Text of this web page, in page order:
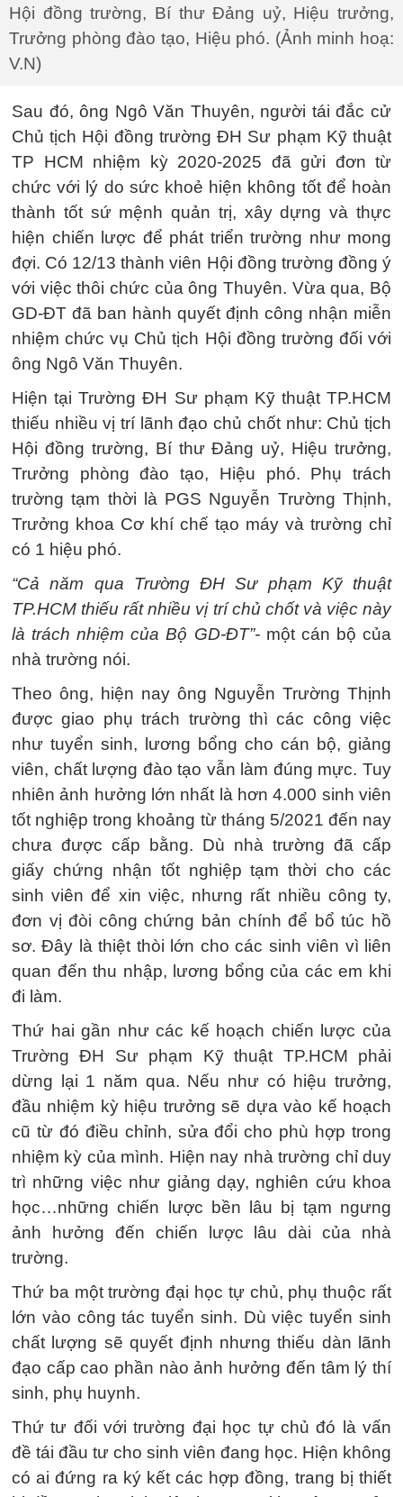
Hội đồng trường, Bí thư Đảng uỷ, Hiệu trưởng,
Trưởng phòng đào tạo, Hiệu phó. (Ảnh minh hoạ:
V.N)
Sau đó, ông Ngô Văn Thuyên, người tái đắc cử
Chủ tịch Hội đồng trường ĐH Sư phạm Kỹ thuật
TP HCM nhiệm kỳ 2020-2025 đã gửi đơn từ
chức với lý do sức khoẻ hiện không tốt để hoàn
thành tốt sứ mệnh quản trị, xây dựng và thực
hiện chiến lược để phát triển trường như mong
đợi. Có 12/13 thành viên Hội đồng trường đồng ý
với việc thôi chức của ông Thuyên. Vừa qua, Bộ
GD-ĐT đã ban hành quyết định công nhận miễn
nhiệm chức vụ Chủ tịch Hội đồng trường đối với
ông Ngô Văn Thuyên.
Hiện tại Trường ĐH Sư phạm Kỹ thuật TP.HCM
thiếu nhiều vị trí lãnh đạo chủ chốt như: Chủ tịch
Hội đồng trường, Bí thư Đảng uỷ, Hiệu trưởng,
Trưởng phòng đào tạo, Hiệu phó. Phụ trách
trường tạm thời là PGS Nguyễn Trường Thịnh,
Trưởng khoa Cơ khí chế tạo máy và trường chỉ
có 1 hiệu phó.
“Cả năm qua Trường ĐH Sư phạm Kỹ thuật
TP.HCM thiếu rất nhiều vị trí chủ chốt và việc này
là trách nhiệm của Bộ GD-ĐT”-một cán bộ của
nhà trường nói.
Theo ông, hiện nay ông Nguyễn Trường Thịnh
được giao phụ trách trường thì các công việc
như tuyển sinh, lương bổng cho cán bộ, giảng
viên, chất lượng đào tạo vẫn làm đúng mực. Tuy
nhiên ảnh hưởng lớn nhất là hơn 4.000 sinh viên
tốt nghiệp trong khoảng từ tháng 5/2021 đến nay
chưa được cấp bằng. Dù nhà trường đã cấp
giấy chứng nhận tốt nghiệp tạm thời cho các
sinh viên để xin việc, nhưng rất nhiều công ty,
đơn vị đòi công chứng bản chính để bổ túc hồ
sơ. Đây là thiệt thòi lớn cho các sinh viên vì liên
quan đến thu nhập, lương bổng của các em khi
đi làm.
Thứ hai gần như các kế hoạch chiến lược của
Trường ĐH Sư phạm Kỹ thuật TP.HCM phải
dừng lại 1 năm qua. Nếu như có hiệu trưởng,
đầu nhiệm kỳ hiệu trưởng sẽ dựa vào kế hoạch
cũ từ đó điều chỉnh, sửa đổi cho phù hợp trong
nhiệm kỳ của mình. Hiện nay nhà trường chỉ duy
trì những việc như giảng dạy, nghiên cứu khoa
học…những chiến lược bền lâu bị tạm ngưng
ảnh hưởng đến chiến lược lâu dài của nhà
trường.
Thứ ba một trường đại học tự chủ, phụ thuộc rất
lớn vào công tác tuyển sinh. Dù việc tuyển sinh
chất lượng sẽ quyết định nhưng thiếu dàn lãnh
đạo cấp cao phần nào ảnh hưởng đến tâm lý thí
sinh, phụ huynh.
Thứ tư đối với trường đại học tự chủ đó là vấn
đề tái đầu tư cho sinh viên đang học. Hiện không
có ai đứng ra ký kết các hợp đồng, trang bị thiết